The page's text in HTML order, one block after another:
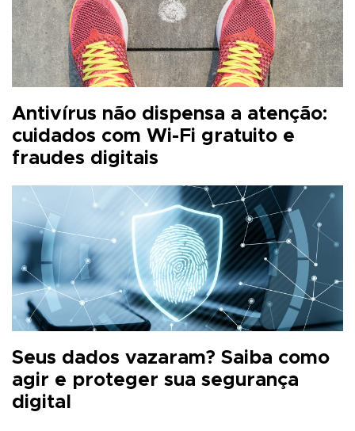
Antivírus não dispensa a atenção:
cuidados com Wi-Fi gratuito e
fraudes digitais
Seus dados vazaram? Saiba como
agir e proteger sua segurança
digital